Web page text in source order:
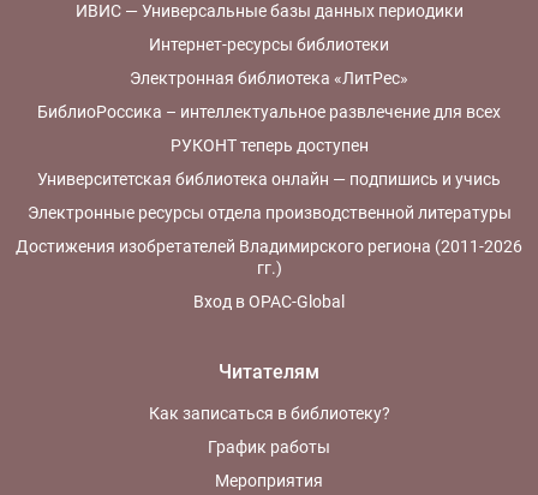
ИВИС — Универсальные базы данных периодики
Интернет-ресурсы библиотеки
Электронная библиотека «ЛитРес»
БиблиоРоссика – интеллектуальное развлечение для всех
РУКОНТ теперь доступен
Университетская библиотека онлайн — подпишись и учись
Электронные ресурсы отдела производственной литературы
Достижения изобретателей Владимирского региона (2011-2026
гг.)
Вход в OPAC-Global
Читателям
Как записаться в библиотеку?
График работы
Мероприятия